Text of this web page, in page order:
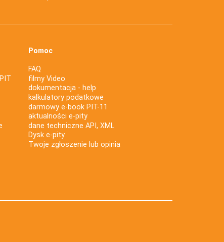
Pomoc
FAQ
filmy Video
dokumentacja - help
kalkulatory podatkowe
darmowy e-book PIT-11
aktualności e-pity
dane techniczne API, XML
Dysk e-pity
Twoje zgłoszenie lub opinia